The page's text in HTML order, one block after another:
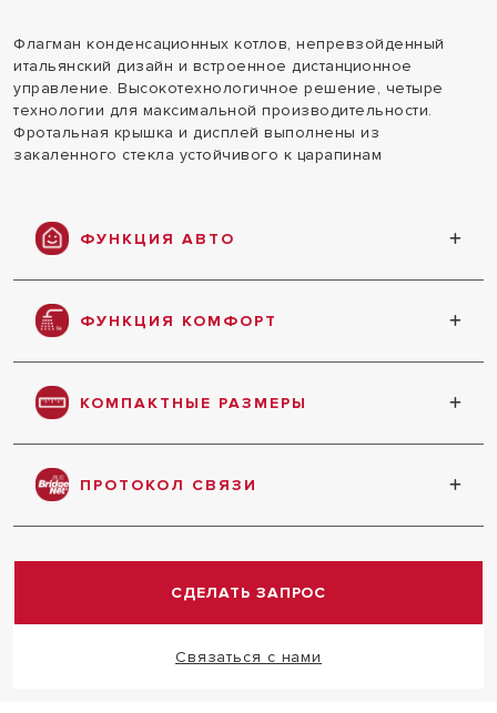
Флагман конденсационных котлов, непревзойденный
итальянский дизайн и встроенное дистанционное
управление. Высокотехнологичное решение, четыре
технологии для максимальной производительности.
Фротальная крышка и дисплей выполнены из
закаленного стекла устойчивого к царапинам
ФУНКЦИЯ АВТО
Погодозависимая автоматика обеспечивает
максимальный комфорт, экономию
энергоресурсов и простоту эксплуатации
ФУНКЦИЯ КОМФОРТ
Ускоренная подача горячей воды менее чем за
5 секунд
КОМПАКТНЫЕ РАЗМЕРЫ
Небольшие размеры котла позволяют легко
установить его в ограниченном пространстве
ПРОТОКОЛ СВЯЗИ
Надёжный протокол связи позволяет соединить
СДЕЛАТЬ ЗАПРОС
Связаться с нами